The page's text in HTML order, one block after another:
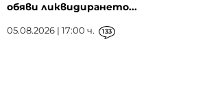
обяви ликвидирането...
05.08.2026 | 17:00 ч. 133